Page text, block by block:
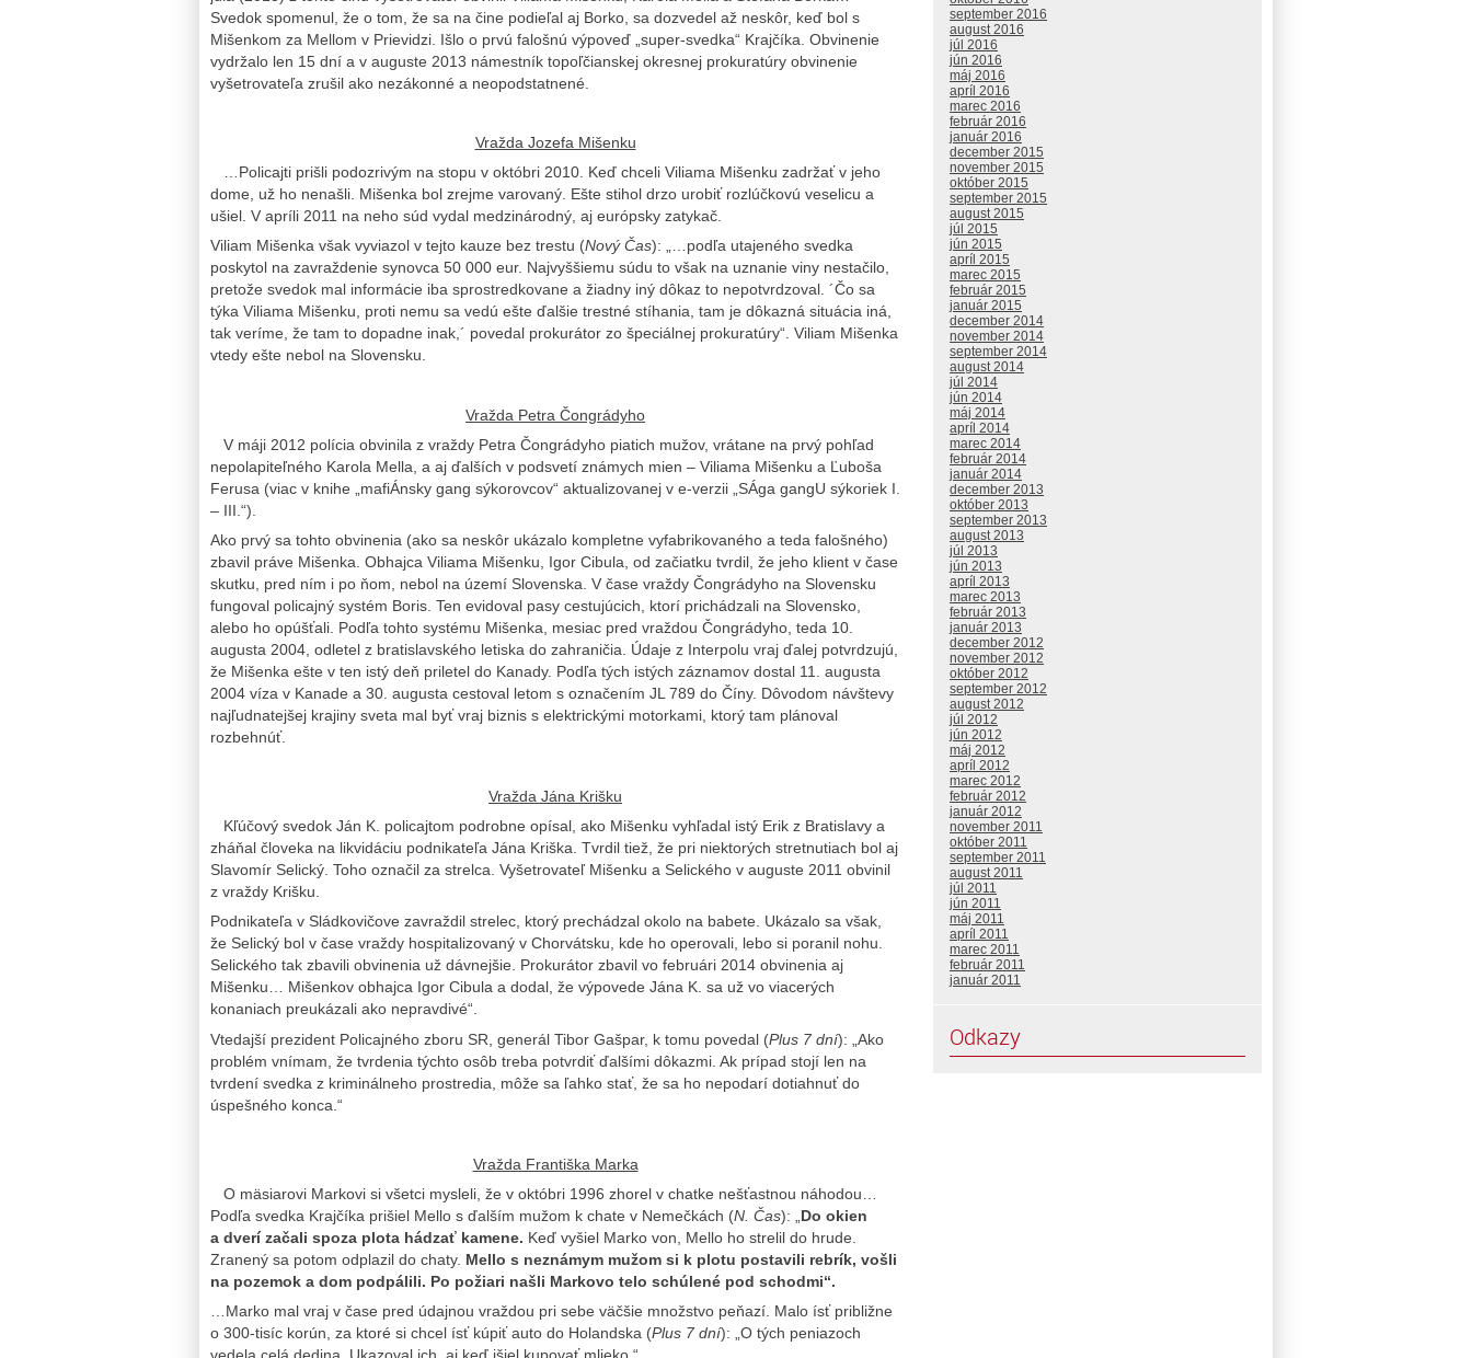
Svedok spomenul, že o tom, že sa na čine podieľal aj Borko, sa dozvedel až neskôr, keď bol s
Mišenkom za Mellom v Prievidzi. Išlo o prvú falošnú výpoveď „super-svedka“ Krajčíka. Obvinenie
vydržalo len 15 dní a v auguste 2013 námestník topoľčianskej okresnej prokuratúry obvinenie
vyšetrovateľa zrušil ako nezákonné a neopodstatnené.
Vražda Jozefa Mišenku
…Policajti prišli podozrivým na stopu v októbri 2010. Keď chceli Viliama Mišenku zadržať v jeho
dome, už ho nenašli. Mišenka bol zrejme varovaný. Ešte stihol drzo urobiť rozlúčkovú veselicu a
ušiel. V apríli 2011 na neho súd vydal medzinárodný, aj európsky zatykač.
Viliam Mišenka však vyviazol v tejto kauze bez trestu (Nový Čas): „…podľa utajeného svedka
poskytol na zavraždenie synovca 50 000 eur. Najvyššiemu súdu to však na uznanie viny nestačilo,
pretože svedok mal informácie iba sprostredkovane a žiadny iný dôkaz to nepotvrdzoval. ´Čo sa
týka Viliama Mišenku, proti nemu sa vedú ešte ďalšie trestné stíhania, tam je dôkazná situácia iná,
tak veríme, že tam to dopadne inak,´ povedal prokurátor zo špeciálnej prokuratúry“. Viliam Mišenka
vtedy ešte nebol na Slovensku.
Vražda Petra Čongrádyho
V máji 2012 polícia obvinila z vraždy Petra Čongrádyho piatich mužov, vrátane na prvý pohľad
nepolapiteľného Karola Mella, a aj ďalších v podsvetí známych mien – Viliama Mišenku a Ľuboša
Ferusa (viac v knihe „mafiÁnsky gang sýkorovcov“ aktualizovanej v e-verzii „SÁga gangU sýkoriek I.
– III.“).
Ako prvý sa tohto obvinenia (ako sa neskôr ukázalo kompletne vyfabrikovaného a teda falošného)
zbavil práve Mišenka. Obhajca Viliama Mišenku, Igor Cibula, od začiatku tvrdil, že jeho klient v čase
skutku, pred ním i po ňom, nebol na území Slovenska. V čase vraždy Čongrádyho na Slovensku
fungoval policajný systém Boris. Ten evidoval pasy cestujúcich, ktorí prichádzali na Slovensko,
alebo ho opúšťali. Podľa tohto systému Mišenka, mesiac pred vraždou Čongrádyho, teda 10.
augusta 2004, odletel z bratislavského letiska do zahraničia. Údaje z Interpolu vraj ďalej potvrdzujú,
že Mišenka ešte v ten istý deň priletel do Kanady. Podľa tých istých záznamov dostal 11. augusta
2004 víza v Kanade a 30. augusta cestoval letom s označením JL 789 do Číny. Dôvodom návštevy
najľudnatejšej krajiny sveta mal byť vraj biznis s elektrickými motorkami, ktorý tam plánoval
rozbehnúť.
Vražda Jána Krišku
Kľúčový svedok Ján K. policajtom podrobne opísal, ako Mišenku vyhľadal istý Erik z Bratislavy a
zháňal človeka na likvidáciu podnikateľa Jána Kriška. Tvrdil tiež, že pri niektorých stretnutiach bol aj
Slavomír Selický. Toho označil za strelca. Vyšetrovateľ Mišenku a Selického v auguste 2011 obvinil
z vraždy Krišku.
Podnikateľa v Sládkovičove zavraždil strelec, ktorý prechádzal okolo na babete. Ukázalo sa však,
že Selický bol v čase vraždy hospitalizovaný v Chorvátsku, kde ho operovali, lebo si poranil nohu.
Selického tak zbavili obvinenia už dávnejšie. Prokurátor zbavil vo februári 2014 obvinenia aj
Mišenku… Mišenkov obhajca Igor Cibula a dodal, že výpovede Jána K. sa už vo viacerých
konaniach preukázali ako nepravdivé“.
Vtedajší prezident Policajného zboru SR, generál Tibor Gašpar, k tomu povedal (Plus 7 dní): „Ako
problém vnímam, že tvrdenia týchto osôb treba potvrdiť ďalšími dôkazmi. Ak prípad stojí len na
tvrdení svedka z kriminálneho prostredia, môže sa ľahko stať, že sa ho nepodarí dotiahnuť do
úspešného konca.“
Vražda Františka Marka
O mäsiarovi Markovi si všetci mysleli, že v októbri 1996 zhorel v chatke nešťastnou náhodou…
Podľa svedka Krajčíka prišiel Mello s ďalším mužom k chate v Nemečkách (N. Čas): „ Do okien
a dverí začali spoza plota hádzať kamene. Keď vyšiel Marko von, Mello ho strelil do hrude.
Zranený sa potom odplazil do chaty. Mello s neznámym mužom si k plotu postavili rebrík, vošli
na pozemok a dom podpálili. Po požiari našli Markovo telo schúlené pod schodmi“.
…Marko mal vraj v čase pred údajnou vraždou pri sebe väčšie množstvo peňazí. Malo ísť približne
o 300-tisíc korún, za ktoré si chcel ísť kúpiť auto do Holandska (Plus 7 dní): „O tých peniazoch
september 2016
august 2016
júl 2016
jún 2016
máj 2016
apríl 2016
marec 2016
február 2016
január 2016
december 2015
november 2015
október 2015
september 2015
august 2015
júl 2015
jún 2015
apríl 2015
marec 2015
február 2015
január 2015
december 2014
november 2014
september 2014
august 2014
júl 2014
jún 2014
máj 2014
apríl 2014
marec 2014
február 2014
január 2014
december 2013
október 2013
september 2013
august 2013
júl 2013
jún 2013
apríl 2013
marec 2013
február 2013
január 2013
december 2012
november 2012
október 2012
september 2012
august 2012
júl 2012
jún 2012
máj 2012
apríl 2012
marec 2012
február 2012
január 2012
november 2011
október 2011
september 2011
august 2011
júl 2011
jún 2011
máj 2011
apríl 2011
marec 2011
február 2011
január 2011
Odkazy